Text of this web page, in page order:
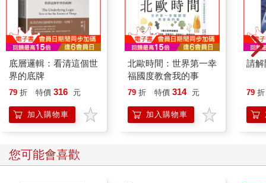
不是所有的提琴都有
最理想的弓，不是名之為山坡的
都有情欲與黃金比例的弧
然妳深信，當妳指向月亮時，就會成為孩子
妳擁有唯獨自己才能熱愛的生活
除妳以外，無人能確切測知其中的溫度
妳收住下顎，專注於拉琴
所有原本沉默的事物都會擁有甜蜜的音節
都曾經是灰
底層邏輯：看清這個世
界的底牌
79 折 特價 316 元
加入購物車
北歐時間：世界第一幸
福國度教會我的事
79 折 特價 314 元
加入購物車
請解
79 折
您可能會喜歡